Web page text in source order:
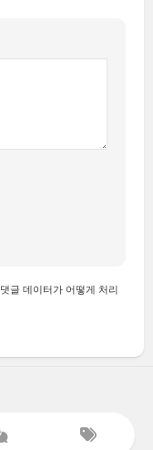
댓글 데이터가 어떻게 처리